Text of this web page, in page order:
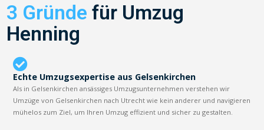
3 Gründe für Umzug
Henning
Echte Umzugsexpertise aus Gelsenkirchen
Als in Gelsenkirchen ansässiges Umzugsunternehmen verstehen wir
Umzüge von Gelsenkirchen nach Utrecht wie kein anderer und navigieren
mühelos zum Ziel, um Ihren Umzug effizient und sicher zu gestalten.